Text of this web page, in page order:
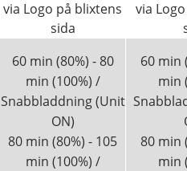
via Logo på blixtens
sida
via
60 min (80%) - 80
min (100%) /
Snabbladdning (Unit
ON)
80 min (80%) - 105
min (100%) /
60 min
min
80 min
min